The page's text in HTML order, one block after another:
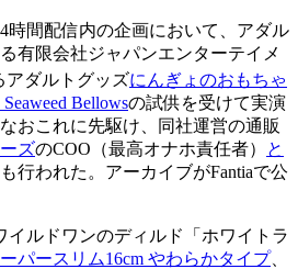
時間配信内の企画において、アダル
有限会社ジャパンエンターテイメ
アダルトグッズにんぎょのおもちゃ
Bellowsの試供を受けて実演
おこれに先駆け、同社運営の通販
ズのCOO（最高オナホ責任者）
と
行われた。アーカイブがFantiaで公
イルドワンのディルド「ホワイトラ
パースリム16cm やわらかタイプ、